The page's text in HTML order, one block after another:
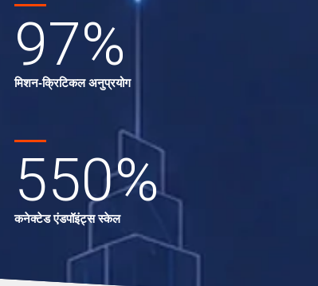
97%
मिशन-क्रिटिकल अनुप्रयोग
550%
कनेक्टेड एंडपॉइंट्स स्केल